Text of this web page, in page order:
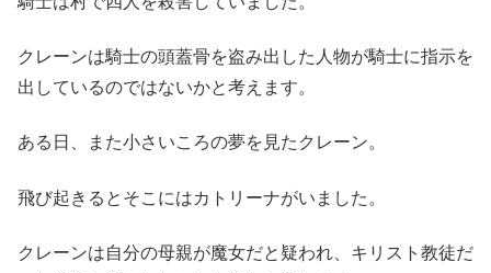
クレーンは騎士の頭蓋骨を盗み出した人物が騎士に指示を
出しているのではないかと考えます。
ある日、また小さいころの夢を見たクレーン。
飛び起きるとそこにはカトリーナがいました。
クレーンは自分の母親が魔女だと疑われ、キリスト教徒だ